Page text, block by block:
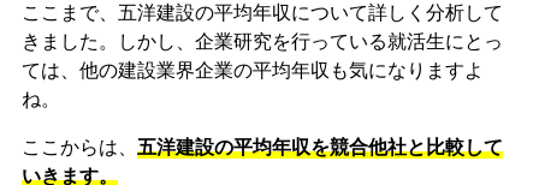
ここまで、五洋建設の平均年収について詳しく分析して
きました。しかし、企業研究を行っている就活生にとっ
ては、他の建設業界企業の平均年収も気になりますよ
ね。
ここからは、 五洋建設の平均年収を競合他社と比較して
いきます。